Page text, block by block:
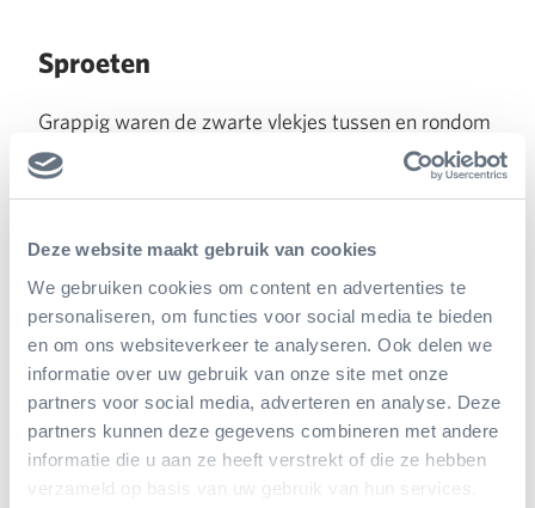
Deze website maakt gebruik van cookies
We gebruiken cookies om content en advertenties te
personaliseren, om functies voor social media te bieden
en om ons websiteverkeer te analyseren. Ook delen we
informatie over uw gebruik van onze site met onze
partners voor social media, adverteren en analyse. Deze
partners kunnen deze gegevens combineren met andere
informatie die u aan ze heeft verstrekt of die ze hebben
verzameld op basis van uw gebruik van hun services.
Sproeten
Grappig waren de zwarte vlekjes tussen en rondom
de ogen van de jongen. Dit is iets wat bij de
ouderdieren niet te zien is. Voor de functie hiervan,
moet er naar het gedrag van deze roggen gekeken
worden. Daar waar mogelijk zullen deze roggen
onder het zand verstopt liggen, als ze niet naar
voedsel aan het zoeken zijn. Enkel de ogen en de
twee gaten achter de ogen zijn boven het zand
zichtbaar. De ‘sproeten’ helpen met de camouflage
van dat kleine stukje dat voor potentiële rovers